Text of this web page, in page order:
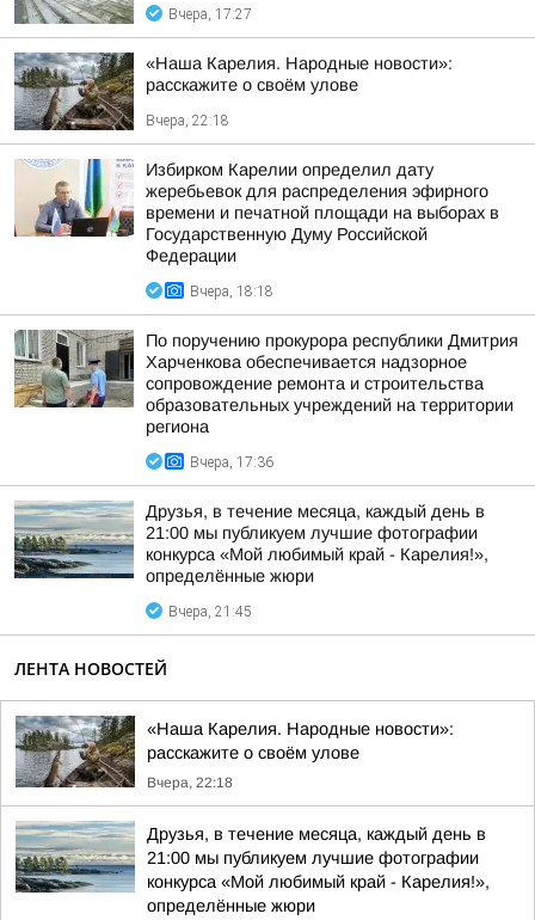
Вчера, 17:27
«Наша Карелия. Народные новости»:
расскажите о своём улове
Вчера, 22:18
Избирком Карелии определил дату
жеребьевок для распределения эфирного
времени и печатной площади на выборах в
Государственную Думу Российской
Федерации
Вчера, 18:18
По поручению прокурора республики Дмитрия
Харченкова обеспечивается надзорное
сопровождение ремонта и строительства
образовательных учреждений на территории
региона
Вчера, 17:36
Друзья, в течение месяца, каждый день в
21:00 мы публикуем лучшие фотографии
конкурса «Мой любимый край - Карелия!»,
определённые жюри
Вчера, 21:45
ЛЕНТА НОВОСТЕЙ
«Наша Карелия. Народные новости»:
расскажите о своём улове
Вчера, 22:18
Друзья, в течение месяца, каждый день в
21:00 мы публикуем лучшие фотографии
конкурса «Мой любимый край - Карелия!»,
определённые жюри